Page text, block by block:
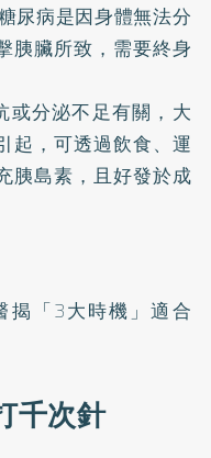
尿病是因身體無法分
胰臟所致，需要終身
或分泌不足有關，大
起，可透過飲食、運
胰島素，且好發於成
揭「3大時機」適合
千次針